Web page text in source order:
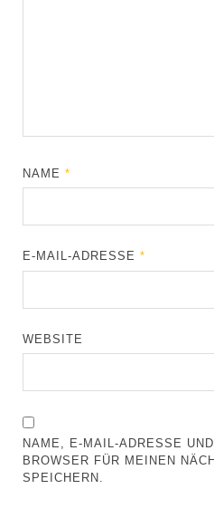
NAME*
E-MAIL-ADRESSE*
WEBSITE
NAME, E-MAIL-ADRESSE
BROWSER FÜR MEINEN
SPEICHERN.